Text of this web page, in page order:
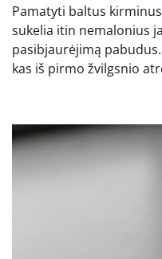
Pamatyti baltus
sukelia itin nemalonius
pasibjaurėjimą
kas iš pirmo žvilgsnio